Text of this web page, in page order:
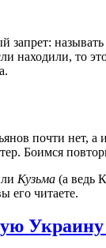
запрет:
находили, то
почти нет, а
Боимся
Кузьма (а ведь
его читаете.